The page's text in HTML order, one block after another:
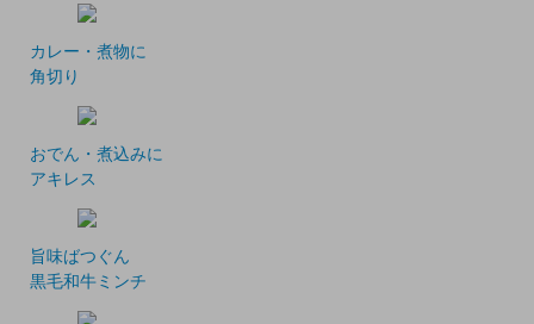
カレー・煮物に
角切り
おでん・煮込みに
アキレス
旨味ばつぐん
黒毛和牛ミンチ